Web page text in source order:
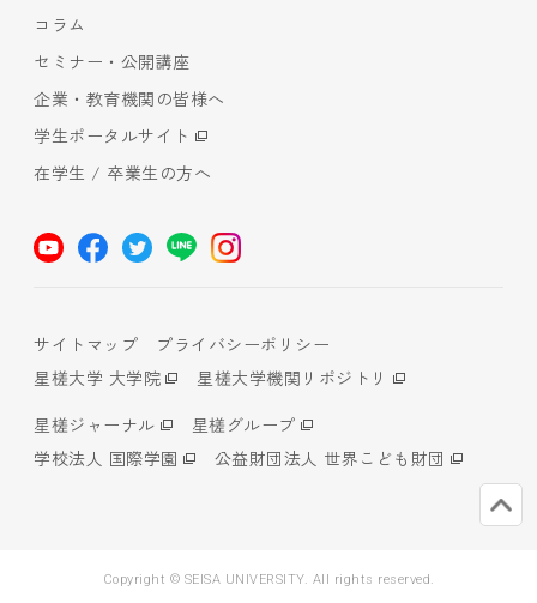
コラム
セミナー・公開講座
企業・教育機関の皆様へ
学生ポータルサイト
在学生 / 卒業生の方へ
サイトマップ
プライバシーポリシー
星槎大学 大学院
星槎大学機関リポジトリ
星槎ジャーナル
星槎グループ
学校法人 国際学園
公益財団法人 世界こども財団
Copyright © SEISA UNIVERSITY. All rights reserved.